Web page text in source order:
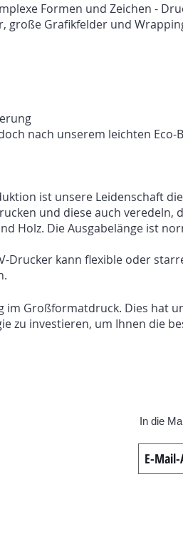
Formen und Zeichen -
große Grafikfelder und
nach unserem leichten Eco-
ist unsere Leidenschaft
und diese auch veredeln,
Holz. Die Ausgabelänge ist
kann flexible oder
im Großformatdruck. Dies hat
zu investieren, um Ihnen die
In die